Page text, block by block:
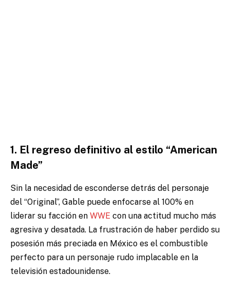
1. El regreso definitivo al estilo “American
Made”
Sin la necesidad de esconderse detrás del personaje
del “Original”, Gable puede enfocarse al 100% en
liderar su facción en WWE con una actitud mucho más
agresiva y desatada. La frustración de haber perdido su
posesión más preciada en México es el combustible
perfecto para un personaje rudo implacable en la
televisión estadounidense.